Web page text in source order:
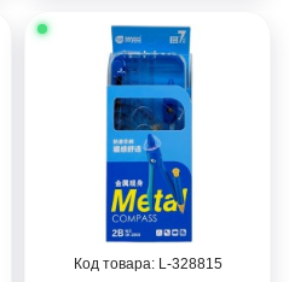
328815